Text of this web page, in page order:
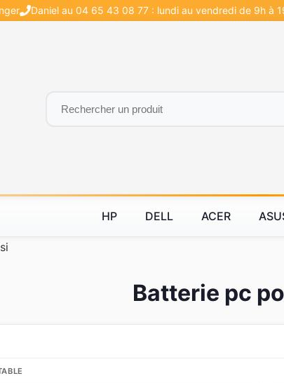
Daniel au 04 65 43 08 77 : lundi au vendredi de 9h à
HP DELL ACER
Batterie pc